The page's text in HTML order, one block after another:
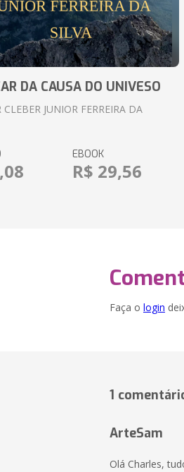
DA CAUSA DO UNIVESO
CLEBER JUNIOR FERREIRA DA
EBOOK
R$ 29,56
Faça o login
1
ArteSam
Olá Charles,